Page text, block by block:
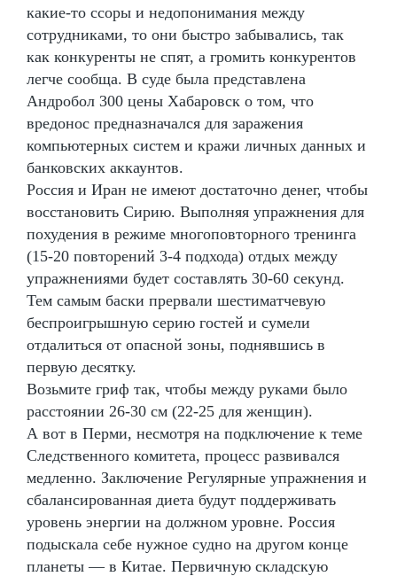
какие-то ссоры и недопонимания между
сотрудниками, то они быстро забывались, так
как конкуренты не спят, а громить конкурентов
легче сообща. В суде была представлена
Андробол 300 цены Хабаровск о том, что
вредонос предназначался для заражения
компьютерных систем и кражи личных данных и
банковских аккаунтов.
Россия и Иран не имеют достаточно денег, чтобы
восстановить Сирию. Выполняя упражнения для
похудения в режиме многоповторного тренинга
(15-20 повторений 3-4 подхода) отдых между
упражнениями будет составлять 30-60 секунд.
Тем самым баски прервали шестиматчевую
беспроигрышную серию гостей и сумели
отдалиться от опасной зоны, поднявшись в
первую десятку.
Возьмите гриф так, чтобы между руками было
расстоянии 26-30 см (22-25 для женщин).
А вот в Перми, несмотря на подключение к теме
Следственного комитета, процесс развивался
медленно. Заключение Регулярные упражнения и
сбалансированная диета будут поддерживать
уровень энергии на должном уровне. Россия
подыскала себе нужное судно на другом конце
планеты — в Китае. Первичную складскую